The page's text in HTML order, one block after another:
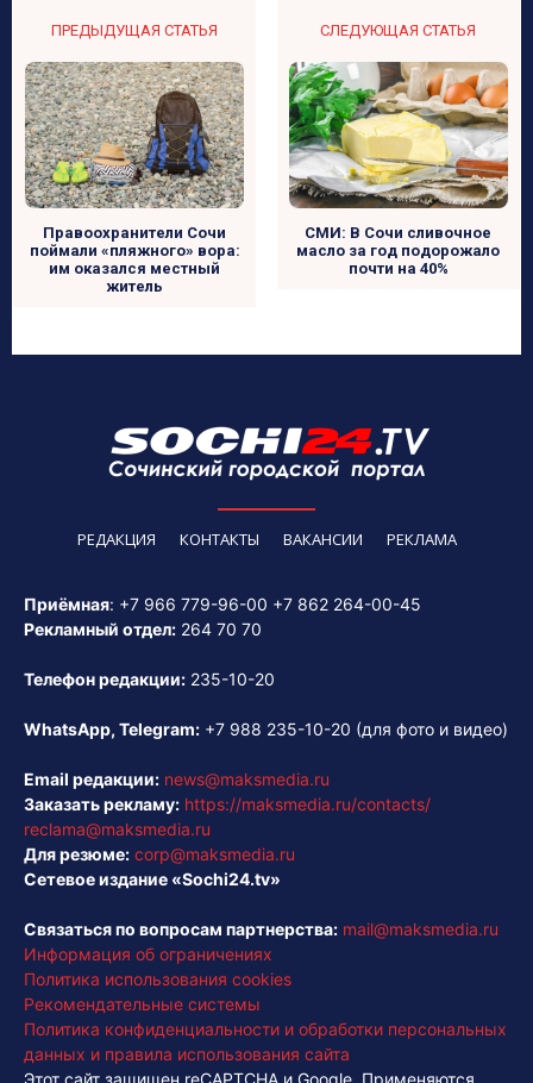
ПРЕДЫДУЩАЯ СТАТЬЯ
Правоохранители Сочи
поймали «пляжного» вора:
им оказался местный
житель
СЛЕДУЮЩАЯ СТАТЬЯ
СМИ: В Сочи сливочное
масло за год подорожало
почти на 40%
РЕДАКЦИЯ КОНТАКТЫ ВАКАНСИИ РЕКЛАМА
Приёмная: +7 966 779-96-00 +7 862 264-00-45
Рекламный отдел: 264 70 70
Телефон редакции: 235-10-20
WhatsApp, Telegram: +7 988 235-10-20 (для фото и видео)
Email редакции: news@maksmedia.ru
Заказать рекламу: https://maksmedia.ru/contacts/
reclama@maksmedia.ru
Для резюме: corp@maksmedia.ru
Сетевое издание «Sochi24.tv»
Связаться по вопросам партнерства: mail@maksmedia.ru
Информация об ограничениях
Политика использования cookies
Рекомендательные системы
Политика конфиденциальности и обработки персональных
данных и правила использования сайта